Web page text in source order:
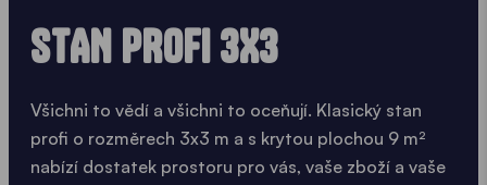
STAN PROFI 3X3
Všichni to vědí a všichni to oceňují. Klasický stan
profi o rozměrech 3x3 m a s krytou plochou 9 m²
nabízí dostatek prostoru pro vás, vaše zboží a vaše